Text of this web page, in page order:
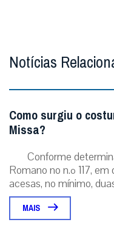
Notícias
Como surgiu o
Missa?
Conforme
Romano no n.º 117,
acesas, no mínimo,
MAIS